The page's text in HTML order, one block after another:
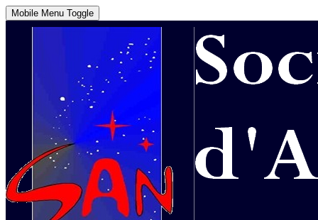
Mobile Menu Toggle